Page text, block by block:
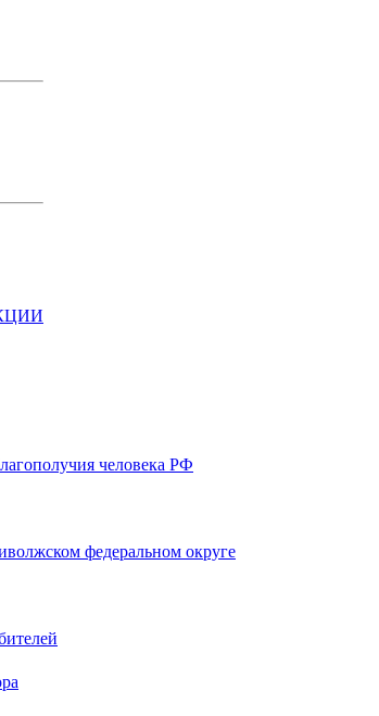
человека РФ
федеральном округе